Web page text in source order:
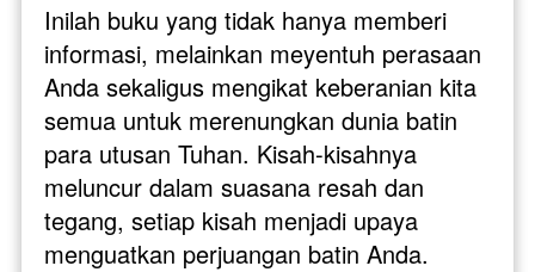
Inilah buku yang tidak hanya memberi
informasi, melainkan meyentuh perasaan
Anda sekaligus mengikat keberanian kita
semua untuk merenungkan dunia batin
para utusan Tuhan. Kisah-kisahnya
meluncur dalam suasana resah dan
tegang, setiap kisah menjadi upaya
menguatkan perjuangan batin Anda.